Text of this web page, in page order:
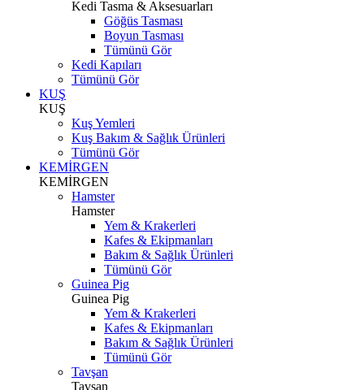
Kedi Tasma & Aksesuarları
Göğüs Tasması
Boyun Tasması
Tümünü Gör
Kedi Kapıları
Tümünü Gör
KUŞ
KUŞ
Kuş Yemleri
Kuş Bakım & Sağlık Ürünleri
Tümünü Gör
KEMİRGEN
KEMİRGEN
Hamster
Hamster
Yem & Krakerleri
Kafes & Ekipmanları
Bakım & Sağlık Ürünleri
Tümünü Gör
Guinea Pig
Guinea Pig
Yem & Krakerleri
Kafes & Ekipmanları
Bakım & Sağlık Ürünleri
Tümünü Gör
Tavşan
Tavşan